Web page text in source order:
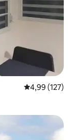
Průměrné
4,99 (127)